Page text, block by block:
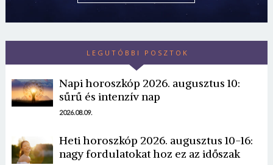
LEGUTÓBBI POSZTOK
Napi horoszkóp 2026. augusztus 10:
sűrű és intenzív nap
2026.08.09.
Heti horoszkóp 2026. augusztus 10-16:
nagy fordulatokat hoz ez az időszak